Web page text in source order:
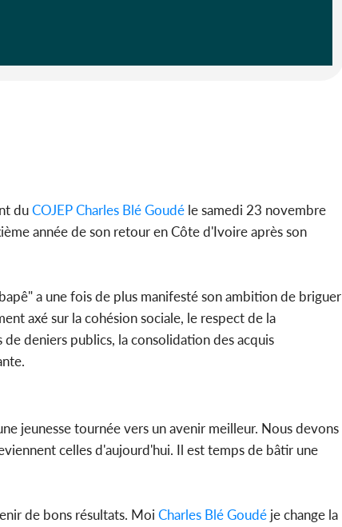
duCOJEPCharles Blé Goudé le samedi 23 novembre
année de son retour en Côte d'Ivoire après son
a une fois de plus manifesté son ambition de briguer
axé sur la cohésion sociale, le respect de la
deniers publics, la consolidation des acquis
jeunesse tournée vers un avenir meilleur. Nous devons
celles d'aujourd'hui. Il est temps de bâtir une
de bons résultats. Moi Charles Blé Goudé je change la